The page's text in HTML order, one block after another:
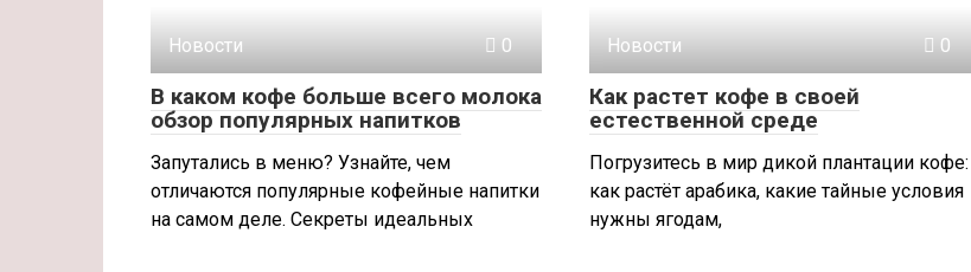
Новости 0
В каком кофе больше всего молока
обзор популярных напитков
Запутались в меню? Узнайте, чем
отличаются популярные кофейные напитки
на самом деле. Секреты идеальных
Новости 0
Как растет кофе в своей
естественной среде
Погрузитесь в мир дикой плантации кофе:
как растёт арабика, какие тайные условия
нужны ягодам,